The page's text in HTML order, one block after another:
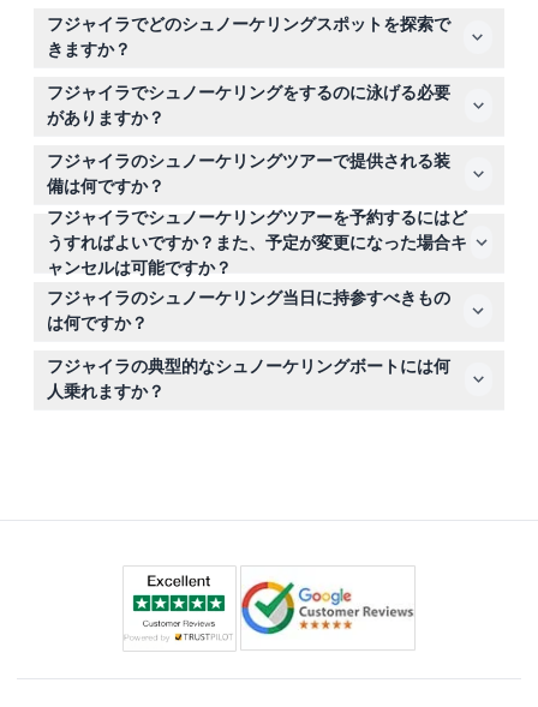
フジャイラでどのシュノーケリングスポットを探索で
きますか？
フジャイラの主要なシュノーケリングスポットには、スヌ
ーピーアイランドがあり、浅瀬やウミガメやカラフルな魚
などの海洋生物が見られます。また、ディッバロックには
クマノミ、エイやタイマイが生息するサンゴ礁がありま
す。
フジャイラでシュノーケリングをするのに泳げる必要
がありますか？
はい、安全にシュノーケリングを楽しむためには少なくと
も基本的な泳力が必要です。8歳から9歳の子供は、基本
的な泳力を持つ親の同伴が必要です。
フジャイラのシュノーケリングツアーで提供される装
備は何ですか？
シュノーケリング体験には、認定プロインストラクターが
提供するマスク、シュノーケル、フィン、ライフジャケッ
ト、無制限のソフトドリンクと水が含まれます。
フジャイラでシュノーケリングツアーを予約するにはど
うすればよいですか？また、予定が変更になった場合キ
ャンセルは可能ですか？
予約はこのウェブサイトを通じてオンラインで行い、空き
状況も確認できます。24時間以上前のキャンセルは、送
迎や銀行手数料以外は無料です。24時間以内のキャンセ
ルは全額請求されます。
フジャイラのシュノーケリング当日に持参すべきもの
は何ですか？
有効なオリジナルパスポートまたはエミレーツID、水着、
日焼け止め、タオルを持参してください。必要なシュノー
ケリング装備は現地で提供されます。
フジャイラの典型的なシュノーケリングボートには何
人乗れますか？